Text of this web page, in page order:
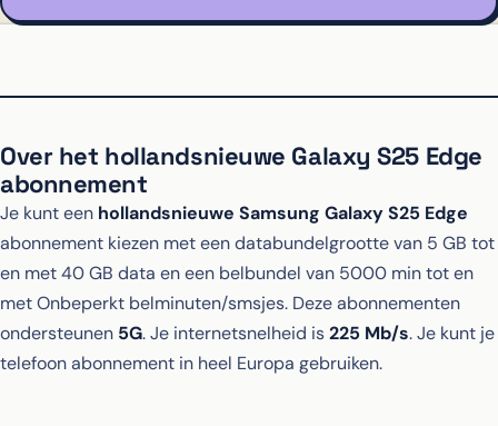
Over het hollandsnieuwe Galaxy S25 Edge
abonnement
Je kunt een hollandsnieuwe Samsung Galaxy S25 Edge
abonnement kiezen met een databundelgrootte van 5 GB tot
en met 40 GB data en een belbundel van 5000 min tot en
met Onbeperkt belminuten/smsjes. Deze abonnementen
ondersteunen 5G. Je internetsnelheid is225 Mb/s. Je kunt je
telefoon abonnement in heel Europa gebruiken.